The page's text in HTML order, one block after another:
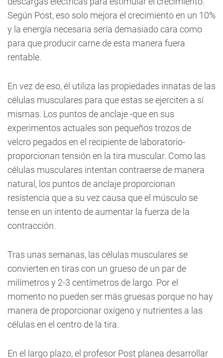
Según Post, eso solo mejora el crecimiento en un 10%
y la energía necesaria sería demasiado cara como
para que producir carne de esta manera fuera
rentable.
En vez de eso, él utiliza las propiedades innatas de las
células musculares para que estas se ejerciten a sí
mismas. Los puntos de anclaje -que en sus
experimentos actuales son pequeños trozos de
velcro pegados en el recipiente de laboratorio-
proporcionan tensión en la tira muscular. Como las
células musculares intentan contraerse de manera
natural, los puntos de anclaje proporcionan
resistencia que a su vez causa que el músculo se
tense en un intento de aumentar la fuerza de la
contracción.
Tras unas semanas, las células musculares se
convierten en tiras con un grueso de un par de
milímetros y 2-3 centímetros de largo. Por el
momento no pueden ser más gruesas porque no hay
manera de proporcionar oxígeno y nutrientes a las
células en el centro de la tira.
En el largo plazo, el profesor Post planea desarrollar